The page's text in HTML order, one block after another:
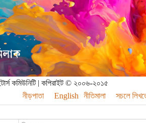
কমিউনিটি | কপিরাইট © ২০০৬-২০১৫
নীড়পাতা
English নীতিমালা সচলে